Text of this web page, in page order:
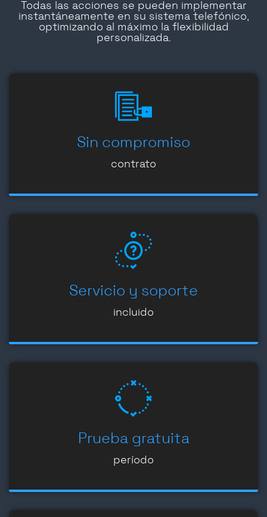
Todas las acciones se pueden implementar
instantáneamente en su sistema telefónico,
optimizando al máximo la flexibilidad
personalizada.
Sin compromiso
contrato
Servicio y soporte
incluido
Prueba gratuita
período